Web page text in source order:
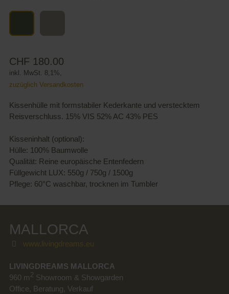
CHF 180.00
inkl. MwSt. 8,1%,
zuzüglich Versandkosten
Kissenhülle mit formstabiler Kederkante und verstecktem
Reisverschluss. 15% VIS 52% AC 43% PES
Kisseninhalt (optional):
Hülle: 100% Baumwolle
Qualität: Reine europäische Entenfedern
Füllgewicht LUX: 550g / 750g / 1500g
Pflege: 60°C waschbar, trocknen im Tumbler
MALLORCA
www.livingdreams.eu
LIVINGDREAMS MALLORCA
960 m 2 Showroom & Showgarden
Office, Beratung, Verkauf